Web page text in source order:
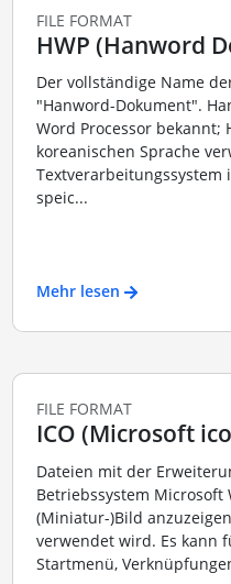
FILE FORMAT
HWP (Hanword
Der vollständige Name
"Hanword-Dokument".
Word Processor bekannt;
koreanischen Sprache
Textverarbeitungssystem
speic...
Mehr lesen
FILE FORMAT
ICO (Microsoft
Dateien mit der
Betriebssystem Microsoft
(Miniatur-)Bild
verwendet wird. Es kann
Startmenü,